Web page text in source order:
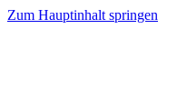
Zum Hauptinhalt springen